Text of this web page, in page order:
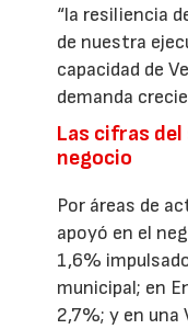
“la resiliencia
de nuestra
capacidad de
demanda
Las cifras
negocio
Por áreas de
apoyó en el
1,6%
municipal; en
2,7%; y en una